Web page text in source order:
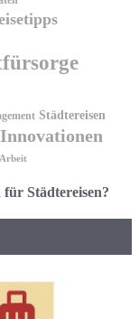
Städtereisen
Städtereisen?